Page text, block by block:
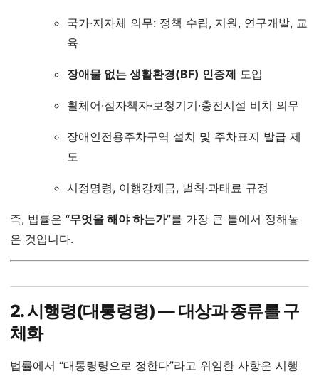
국가·지자체 의무: 정책 수립, 지원, 연구개발, 교
육
장애물 없는 생활환경(BF) 인증제 도입
휠체어·점자책자·보청기기·충전시설 비치 의무
장애인전용주차구역 설치 및 주차표지 발급 제
도
시정명령, 이행강제금, 벌칙·과태료 규정
즉, 법률은 “무엇을 해야 하는가”를 가장 큰 틀에서 정해놓
은 것입니다.
2. 시행령(대통령령) ― 대상과 종류를 구
체화
법률에서 “대통령령으로 정한다”라고 위임한 사항은 시행